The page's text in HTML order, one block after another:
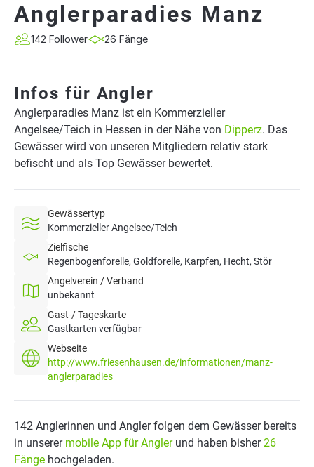
Anglerparadies Manz
142 Follower 26 Fänge
Infos für Angler
Anglerparadies Manz ist ein Kommerzieller
Angelsee/Teich in Hessen in der Nähe von Dipperz. Das
Gewässer wird von unseren Mitgliedern relativ stark
befischt und als Top Gewässer bewertet.
Gewässertyp
Kommerzieller Angelsee/Teich
Zielfische
Regenbogenforelle, Goldforelle, Karpfen, Hecht, Stör
Angelverein / Verband
unbekannt
Gast-/ Tageskarte
Gastkarten verfügbar
Webseite
http://www.friesenhausen.de/informationen/manz-
anglerparadies
142 Anglerinnen und Angler folgen dem Gewässer bereits
in unserer mobile App für Anglerund haben bisher26
Fänge hochgeladen.